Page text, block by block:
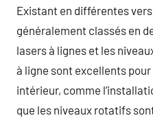
Existant en différentes
généralement classés en
lasers à lignes et les
à ligne sont excellents
intérieur, comme
que les niveaux rotatifs